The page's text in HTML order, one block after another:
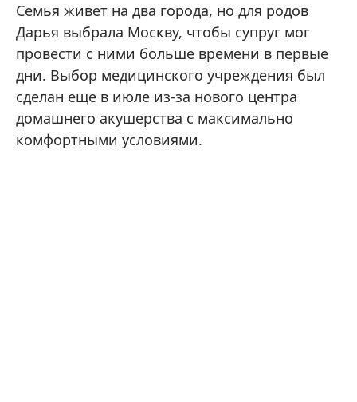
Семья живет на два города, но для родов
Дарья выбрала Москву, чтобы супруг мог
провести с ними больше времени в первые
дни. Выбор медицинского учреждения был
сделан еще в июле из-за нового центра
домашнего акушерства с максимально
комфортными условиями.